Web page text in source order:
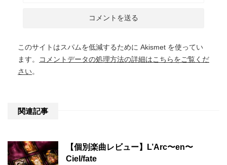
このサイトはスパムを低減するために Akismet を使ってい
ます。
コメントデータの処理方法の詳細はこちらをご覧くだ
さい。
関連記事
【個別楽曲レビュー】L’Arc〜en〜
Ciel/fate